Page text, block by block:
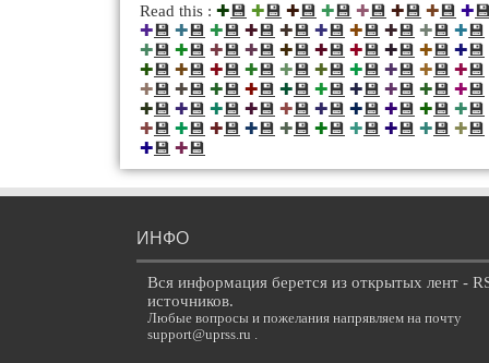
Read this : ✚💾 ✚💾 ✚💾 ✚💾 ✚💾 ✚💾 ✚💾 ✚
✚💾 ✚💾 ✚💾 ✚💾 ✚💾 ✚💾 ✚💾 ✚💾 ✚💾 ✚💾
✚💾 ✚💾 ✚💾 ✚💾 ✚💾 ✚💾 ✚💾 ✚💾 ✚💾 ✚💾
✚💾 ✚💾 ✚💾 ✚💾 ✚💾 ✚💾 ✚💾 ✚💾 ✚💾 ✚💾
✚💾 ✚💾 ✚💾 ✚💾 ✚💾 ✚💾 ✚💾 ✚💾 ✚💾 ✚💾
✚💾 ✚💾 ✚💾 ✚💾 ✚💾 ✚💾 ✚💾 ✚💾 ✚💾 ✚💾
✚💾 ✚💾 ✚💾 ✚💾 ✚💾 ✚💾 ✚💾 ✚💾 ✚💾 ✚💾
✚💾 ✚💾
ИНФО
Вся информация берется из открытых лент -
источников.
Любые вопросы и пожелания напрявляем на почту
support@uprss.ru .